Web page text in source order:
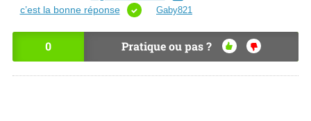
c’est la bonne réponse
Gaby821
0 Pratique ou pas ?
OU
I
NO